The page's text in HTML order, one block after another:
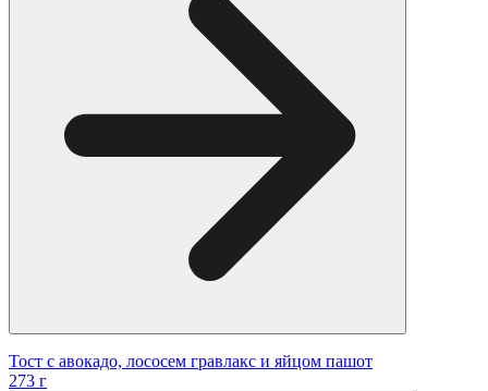
Тост с авокадо, лососем гравлакс и яйцом пашот
273 г